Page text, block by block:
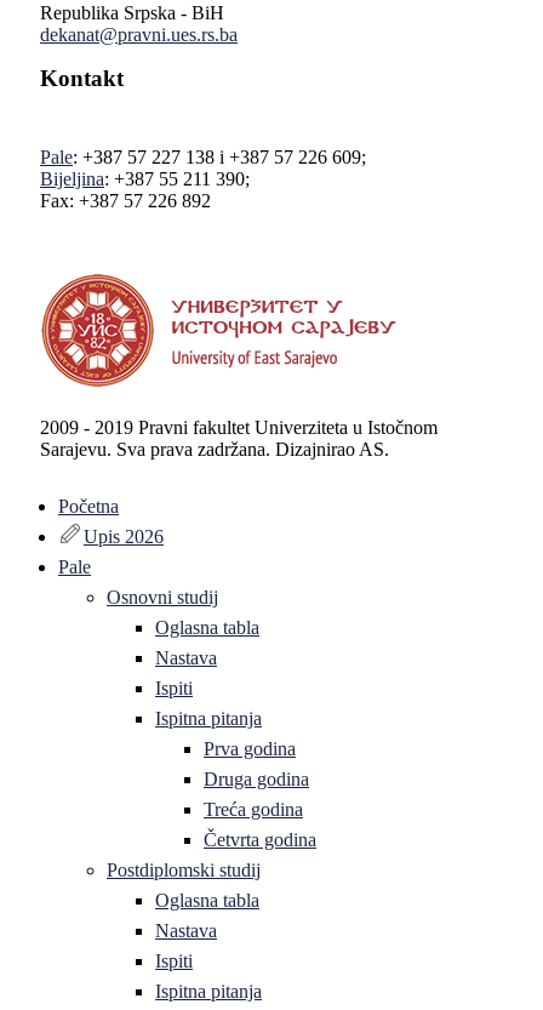
Republika Srpska - BiH
dekanat@pravni.ues.rs.ba
Kontakt
Pale: +387 57 227 138 i +387 57 226 609;
Bijeljina: +387 55 211 390;
Fax: +387 57 226 892
2009 - 2019 Pravni fakultet Univerziteta u Istočnom
Sarajevu. Sva prava zadržana. Dizajnirao AS.
Početna
Upis 2026
Pale
Osnovni studij
Oglasna tabla
Nastava
Ispiti
Ispitna pitanja
Prva godina
Druga godina
Treća godina
Četvrta godina
Postdiplomski studij
Oglasna tabla
Nastava
Ispiti
Ispitna pitanja